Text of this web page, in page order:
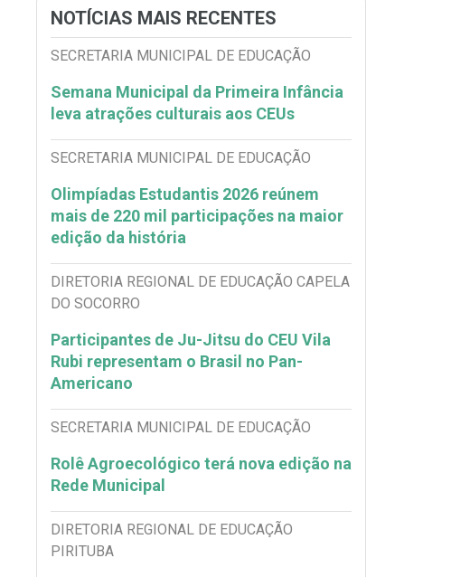
NOTÍCIAS MAIS RECENTES
SECRETARIA MUNICIPAL DE EDUCAÇÃO
Semana Municipal da Primeira Infância
leva atrações culturais aos CEUs
SECRETARIA MUNICIPAL DE EDUCAÇÃO
Olimpíadas Estudantis 2026 reúnem
mais de 220 mil participações na maior
edição da história
DIRETORIA REGIONAL DE EDUCAÇÃO CAPELA
DO SOCORRO
Participantes de Ju-Jitsu do CEU Vila
Rubi representam o Brasil no Pan-
Americano
SECRETARIA MUNICIPAL DE EDUCAÇÃO
Rolê Agroecológico terá nova edição na
Rede Municipal
DIRETORIA REGIONAL DE EDUCAÇÃO
PIRITUBA